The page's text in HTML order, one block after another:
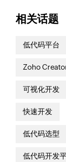
相关话题
低代码平台
Zoho
可视化开发
快速开发
低代码选型
低代码开发